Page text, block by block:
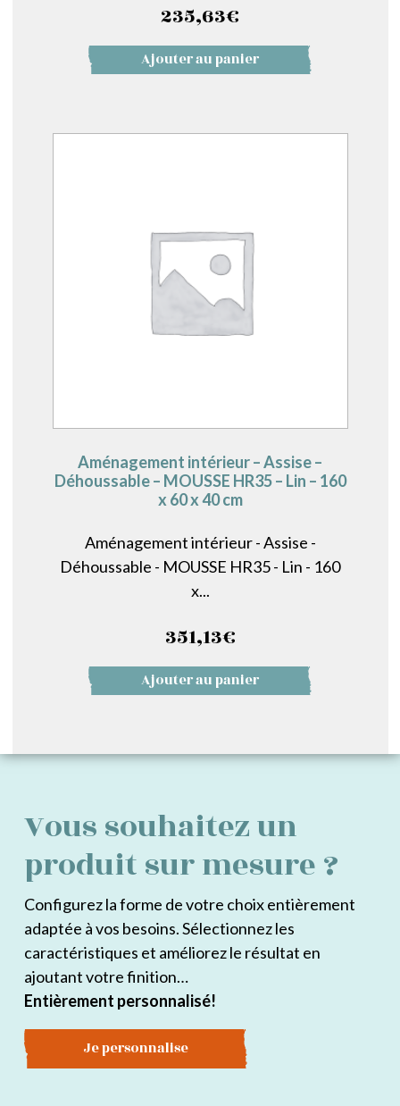
235,63€
Ajouter au panier
Aménagement intérieur – Assise –
Déhoussable – MOUSSE HR35 – Lin – 160
x 60 x 40 cm
Aménagement intérieur - Assise -
Déhoussable - MOUSSE HR35 - Lin - 160
x...
351,13€
Ajouter au panier
Vous souhaitez un
produit sur mesure ?
Configurez la forme de votre choix entièrement
adaptée à vos besoins. Sélectionnez les
caractéristiques et améliorez le résultat en
ajoutant votre finition…
Entièrement personnalisé!
Je personnalise